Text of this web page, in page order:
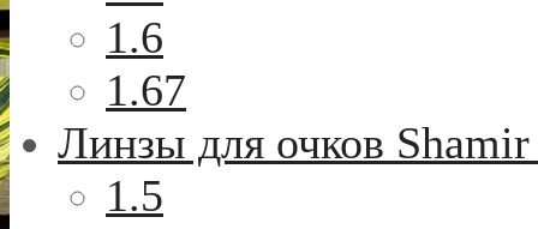
1.6
1.67
Линзы для очков
1.5